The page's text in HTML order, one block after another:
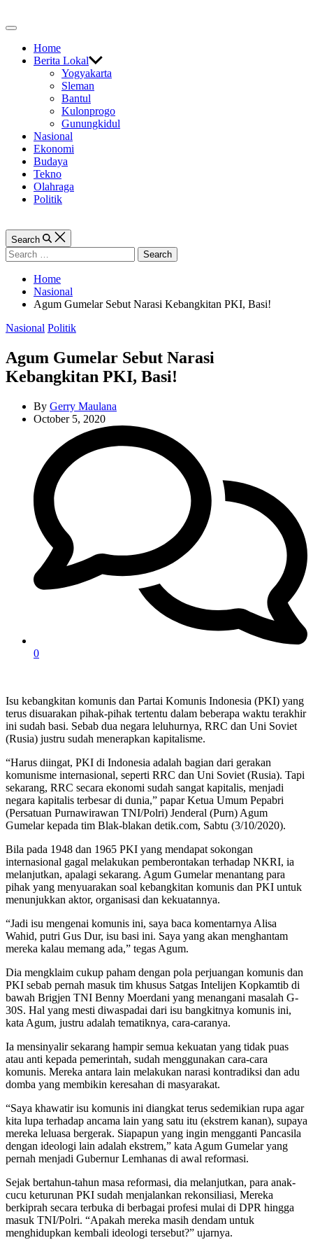
to
Off
CanvasHome
Berita Lokal
Yogyakarta
Sleman
Bantul
Kulonprogo
Gunungkidul
Nasional
Ekonomi
Budaya
Tekno
Olahraga
Politik
Search
Search
for:
Home
Nasional
Agum Gumelar Sebut Narasi Kebangkitan PKI, Basi!
Categories
Nasional Politik
Agum Gumelar Sebut Narasi
Kebangkitan PKI, Basi!
By Gerry Maulana
October 5, 2020
0
Isu kebangkitan komunis dan Partai Komunis Indonesia (PKI) yang
terus disuarakan pihak-pihak tertentu dalam beberapa waktu terakhir
ini sudah basi. Sebab dua negara leluhurnya, RRC dan Uni Soviet
(Rusia) justru sudah menerapkan kapitalisme.
“Harus diingat, PKI di Indonesia adalah bagian dari gerakan
komunisme internasional, seperti RRC dan Uni Soviet (Rusia). Tapi
sekarang, RRC secara ekonomi sudah sangat kapitalis, menjadi
negara kapitalis terbesar di dunia,” papar Ketua Umum Pepabri
(Persatuan Purnawirawan TNI/Polri) Jenderal (Purn) Agum
Gumelar kepada tim Blak-blakan detik.com, Sabtu (3/10/2020).
Bila pada 1948 dan 1965 PKI yang mendapat sokongan
internasional gagal melakukan pemberontakan terhadap NKRI, ia
melanjutkan, apalagi sekarang. Agum Gumelar menantang para
pihak yang menyuarakan soal kebangkitan komunis dan PKI untuk
menunjukkan aktor, organisasi dan kekuatannya.
“Jadi isu mengenai komunis ini, saya baca komentarnya Alisa
Wahid, putri Gus Dur, isu basi ini. Saya yang akan menghantam
mereka kalau memang ada,” tegas Agum.
Dia mengklaim cukup paham dengan pola perjuangan komunis dan
PKI sebab pernah masuk tim khusus Satgas Intelijen Kopkamtib di
bawah Brigjen TNI Benny Moerdani yang menangani masalah G-
30S. Hal yang mesti diwaspadai dari isu bangkitnya komunis ini,
kata Agum, justru adalah tematiknya, cara-caranya.
Ia mensinyalir sekarang hampir semua kekuatan yang tidak puas
atau anti kepada pemerintah, sudah menggunakan cara-cara
komunis. Mereka antara lain melakukan narasi kontradiksi dan adu
domba yang membikin keresahan di masyarakat.
“Saya khawatir isu komunis ini diangkat terus sedemikian rupa agar
kita lupa terhadap ancama lain yang satu itu (ekstrem kanan), supaya
mereka leluasa bergerak. Siapapun yang ingin mengganti Pancasila
dengan ideologi lain adalah ekstrem,” kata Agum Gumelar yang
pernah menjadi Gubernur Lemhanas di awal reformasi.
Sejak bertahun-tahun masa reformasi, dia melanjutkan, para anak-
cucu keturunan PKI sudah menjalankan rekonsiliasi, Mereka
berkiprah secara terbuka di berbagai profesi mulai di DPR hingga
masuk TNI/Polri. “Apakah mereka masih dendam untuk
menghidupkan kembali ideologi tersebut?” ujarnya.